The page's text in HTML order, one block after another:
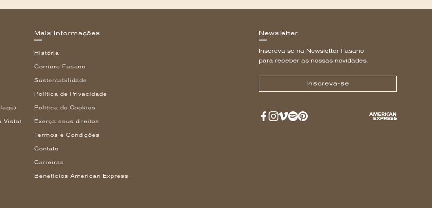
Vista)
Mais informações
História
Corriere Fasano
Sustentabilidade
Política de Privacidade
Política de Cookies
Exerça seus direitos
Termos e Condições
Contato
Carreiras
Benefícios American Express
Newsletter
Inscreva-se na Newsletter Fasano
para receber as nossas novidades.
Inscreva-se